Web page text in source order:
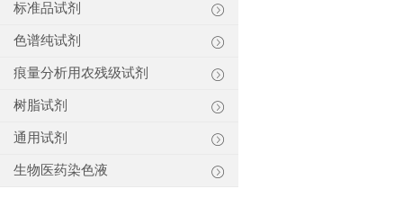
标准品试剂
色谱纯试剂
痕量分析用农残级试剂
树脂试剂
通用试剂
生物医药染色液